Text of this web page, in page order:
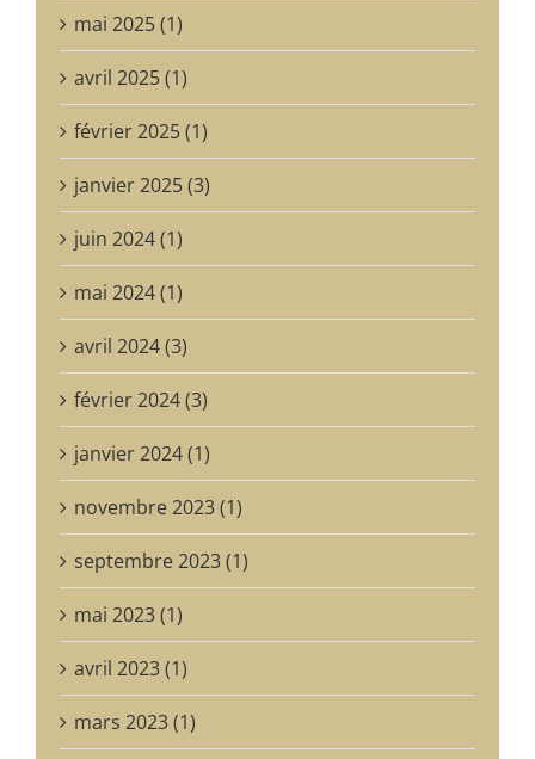
mai 2025 (1)
avril 2025 (1)
février 2025 (1)
janvier 2025 (3)
juin 2024 (1)
mai 2024 (1)
avril 2024 (3)
février 2024 (3)
janvier 2024 (1)
novembre 2023 (1)
septembre 2023 (1)
mai 2023 (1)
avril 2023 (1)
mars 2023 (1)